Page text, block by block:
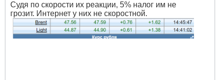
Судя по скорости их реакции, 5% налог им не
грозит. Интернет у них не скоростной.